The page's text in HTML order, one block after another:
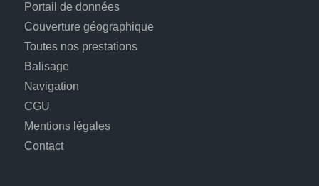
Portail de données
Couverture géographique
Toutes nos prestations
Balisage
Navigation
CGU
Mentions légales
Contact